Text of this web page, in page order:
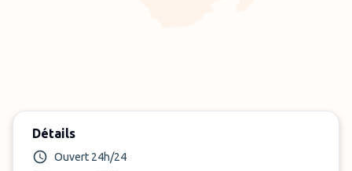
Détails
Ouvert 24h/24